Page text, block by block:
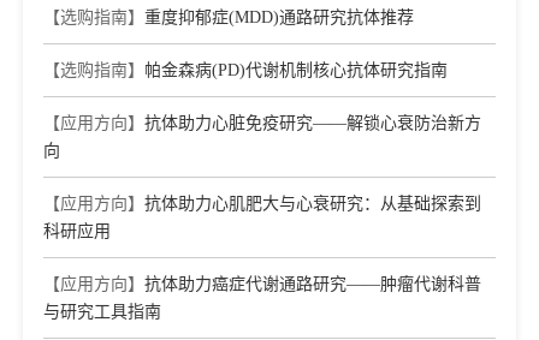
【选购指南】 重度抑郁症(MDD)通路研究抗体推荐
【选购指南】 帕金森病(PD)代谢机制核心抗体研究指南
【应用方向】 抗体助力心脏免疫研究——解锁心衰防治新方
向
【应用方向】 抗体助力心肌肥大与心衰研究：从基础探索到
科研应用
【应用方向】 抗体助力癌症代谢通路研究——肿瘤代谢科普
与研究工具指南